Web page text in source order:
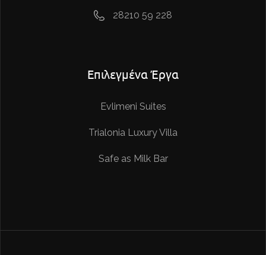
28210 59 228
Επιλεγμένα Έργα
Evlimeni Suites
Trialonia Luxury Villa
Safe as Milk Bar